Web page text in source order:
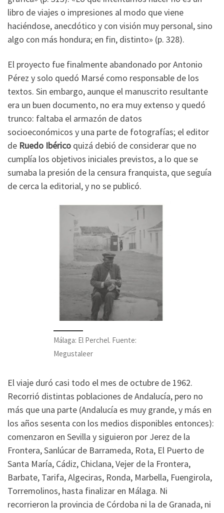
libro de viajes o impresiones al modo que viene
haciéndose, anecdótico y con visión muy personal, sino
algo con más hondura; en fin, distinto» (p. 328).
El proyecto fue finalmente abandonado por Antonio
Pérez y solo quedó Marsé como responsable de los
textos. Sin embargo, aunque el manuscrito resultante
era un buen documento, no era muy extenso y quedó
trunco: faltaba el armazón de datos
socioeconómicos y una parte de fotografías; el editor
de Ruedo Ibérico quizá debió de considerar que no
cumplía los objetivos iniciales previstos, a lo que se
sumaba la presión de la censura franquista, que seguía
de cerca la editorial, y no se publicó.
Málaga: El Perchel. Fuente:
Megustaleer
El viaje duró casi todo el mes de octubre de 1962.
Recorrió distintas poblaciones de Andalucía, pero no
más que una parte (Andalucía es muy grande, y más en
los años sesenta con los medios disponibles entonces):
comenzaron en Sevilla y siguieron por Jerez de la
Frontera, Sanlúcar de Barrameda, Rota, El Puerto de
Santa María, Cádiz, Chiclana, Vejer de la Frontera,
Barbate, Tarifa, Algeciras, Ronda, Marbella, Fuengirola,
Torremolinos, hasta finalizar en Málaga. Ni
recorrieron la provincia de Córdoba ni la de Granada, ni